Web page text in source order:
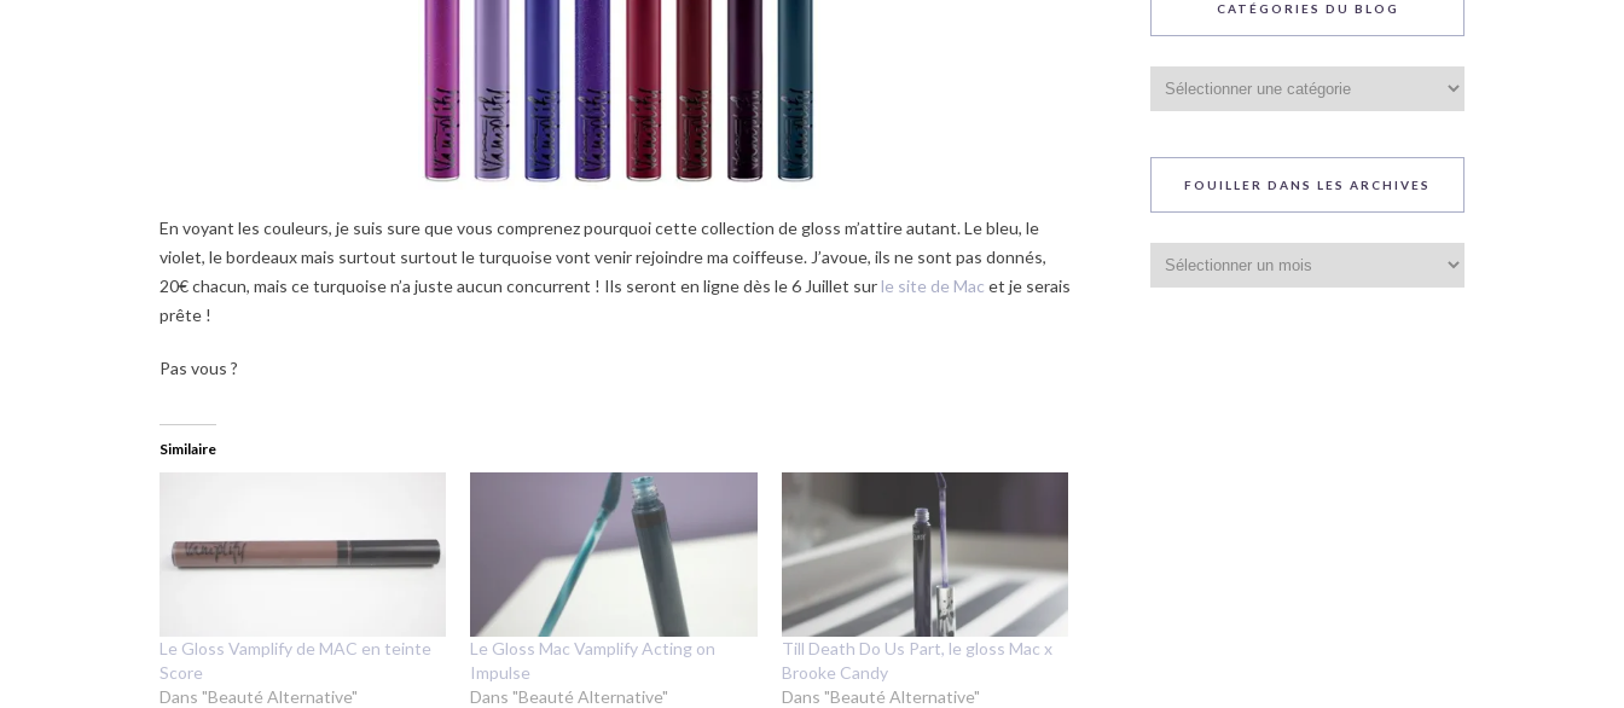
En voyant les couleurs, je suis sure que vous comprenez pourquoi cette collection de gloss m’attire autant. Le bleu, le
violet, le bordeaux mais surtout surtout le turquoise vont venir rejoindre ma coiffeuse. J’avoue, ils ne sont pas donnés,
20€ chacun, mais ce turquoise n’a juste aucun concurrent ! Ils seront en ligne dès le 6 Juillet sur le site de Mac et je serais
prête !
Pas vous ?
Similaire
Le Gloss Vamplify de MAC en teinte
Score
Dans "Beauté Alternative"
Le Gloss Mac Vamplify Acting on
Impulse
Dans "Beauté Alternative"
Till Death Do Us Part, le gloss Mac x
Brooke Candy
Dans "Beauté Alternative"
CATÉGORIES DU BLOG
du
blog
FOUILLER DANS LES ARCHIVES
dans
les